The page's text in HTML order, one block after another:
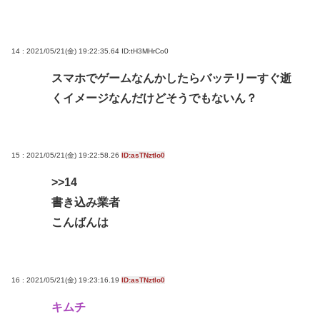
14 : 2021/05/21(金) 19:22:35.64 ID:tH3MHrCo0
スマホでゲームなんかしたらバッテリーすぐ逝
くイメージなんだけどそうでもないん？
15 : 2021/05/21(金) 19:22:58.26 ID:asTNztlo0
>>14
書き込み業者
こんばんは
16 : 2021/05/21(金) 19:23:16.19 ID:asTNztlo0
キムチ